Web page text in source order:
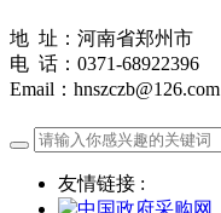
地 址：河南省郑州市
电 话：0371-68922396
Email：hnszczb@126.com
友情链接 :